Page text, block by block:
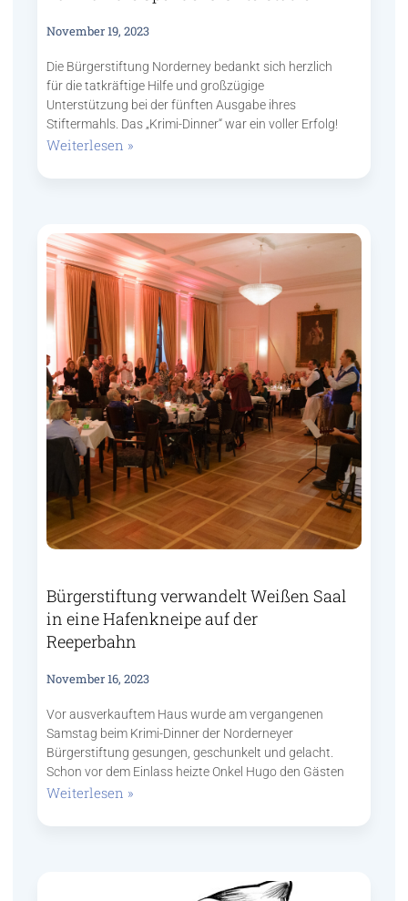
November 19, 2023
Die Bürgerstiftung Norderney bedankt sich herzlich
für die tatkräftige Hilfe und großzügige
Unterstützung bei der fünften Ausgabe ihres
Stiftermahls. Das „Krimi-Dinner“ war ein voller Erfolg!
Weiterlesen »
Bürgerstiftung verwandelt Weißen Saal
in eine Hafenkneipe auf der
Reeperbahn
November 16, 2023
Vor ausverkauftem Haus wurde am vergangenen
Samstag beim Krimi-Dinner der Norderneyer
Bürgerstiftung gesungen, geschunkelt und gelacht.
Schon vor dem Einlass heizte Onkel Hugo den Gästen
Weiterlesen »